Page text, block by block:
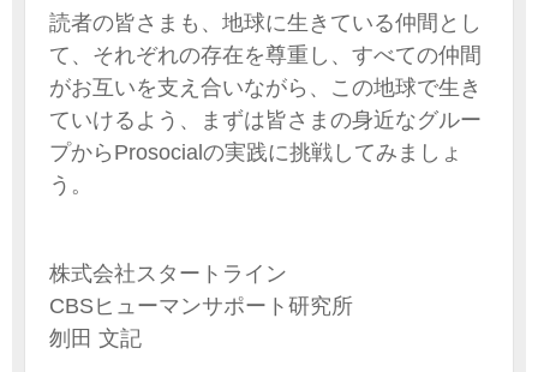
読者の皆さまも、地球に生きている仲間とし
て、それぞれの存在を尊重し、すべての仲間
がお互いを支え合いながら、この地球で生き
ていけるよう、まずは皆さまの身近なグルー
プからProsocialの実践に挑戦してみましょ
う。
株式会社スタートライン
CBSヒューマンサポート研究所
刎田 文記